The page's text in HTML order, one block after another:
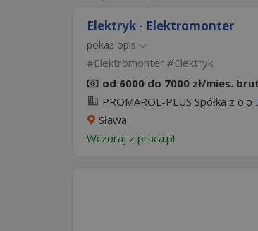
Elektryk - Elektromonter
pokaż opis
Elektromonter
Elektryk
od 6000 do 7000 zł/mies.
PROMAROL-PLUS Spółka z o.o
Sława
Wczoraj z praca.pl